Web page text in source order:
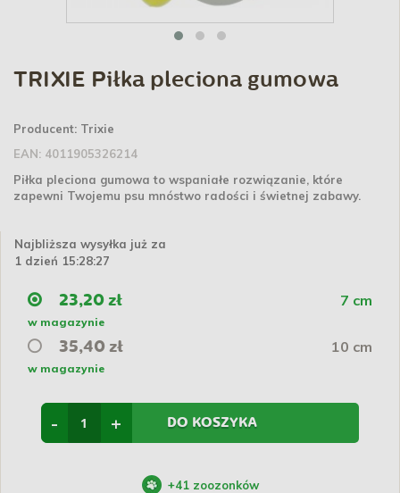
TRIXIE Piłka pleciona gumowa
Producent: Trixie
EAN: 4011905326214
Piłka pleciona gumowa to wspaniałe rozwiązanie, które
zapewni Twojemu psu mnóstwo radości i świetnej zabawy.
Najbliższa wysyłka już za
1 dzień 15:28:27
23,20 zł 7 cm
w magazynie
35,40 zł 10 cm
w magazynie
+
- DO KOSZYKA
+41 zoozonków